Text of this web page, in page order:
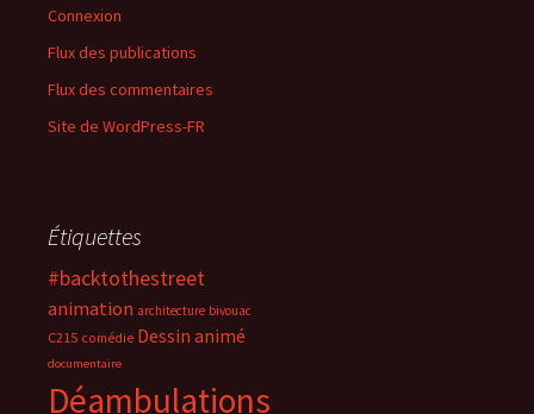
Connexion
Flux des publications
Flux des commentaires
Site de WordPress-FR
Étiquettes
#backtothestreet
animation architecture bivouac
C215 comédie Dessin animé
documentaire
Déambulations